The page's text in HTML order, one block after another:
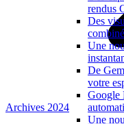
rendus
Des
Une
De
votre
Google
Une
Archives 2024